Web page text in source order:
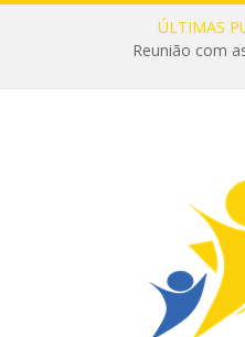
ÚLTIMAS
Reunião com